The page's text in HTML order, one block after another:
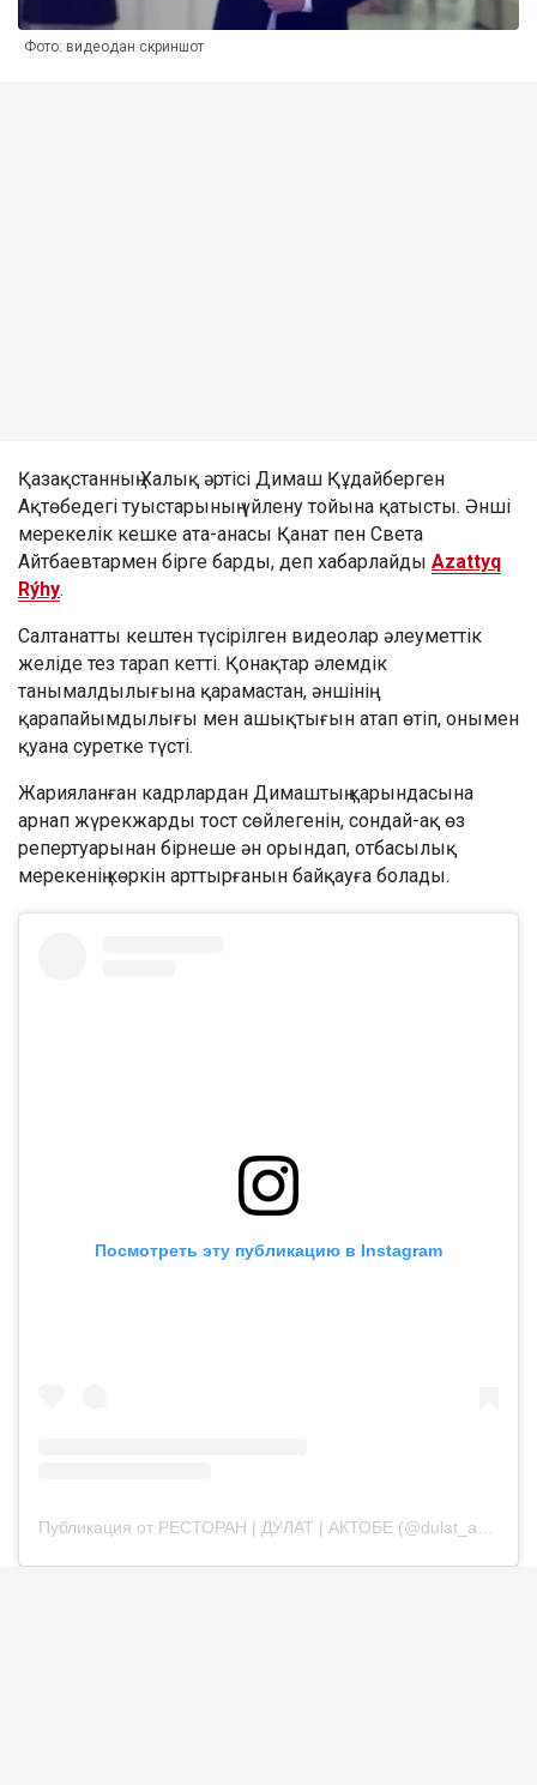
Фото: видеодан скриншот
Қазақстанның Халық әртісі Димаш Құдайберген
Ақтөбедегі туыстарының үйлену тойына қатысты. Әнші
мерекелік кешке ата-анасы Қанат пен Света
Айтбаевтармен бірге барды, деп хабарлайды Azattyq
Rýhy.
Салтанатты кештен түсірілген видеолар әлеуметтік
желіде тез тарап кетті. Қонақтар әлемдік
танымалдылығына қарамастан, әншінің
қарапайымдылығы мен ашықтығын атап өтіп, онымен
қуана суретке түсті.
Жарияланған кадрлардан Димаштың қарындасына
арнап жүрекжарды тост сөйлегенін, сондай-ақ өз
репертуарынан бірнеше ән орындап, отбасылық
мерекенің көркін арттырғанын байқауға болады.
Посмотреть эту публикацию в Instagram